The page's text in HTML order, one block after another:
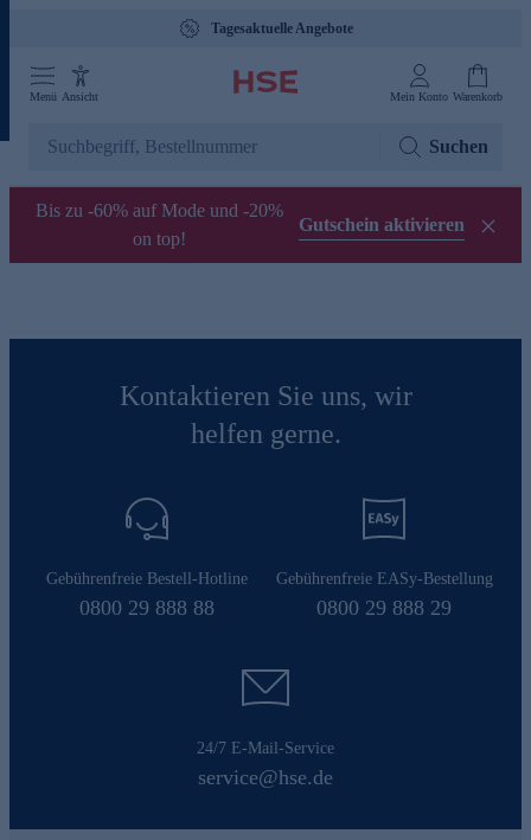
Tagesaktuelle Angebote
Menü Ansicht Mein Konto Warenkorb
Suchen
Bis zu -60% auf Mode und -20%
on top!
Gutschein aktivieren
Kontaktieren Sie uns, wir
helfen gerne.
Gebührenfreie Bestell-Hotline
0800 29 888 88
Gebührenfreie EASy-Bestellung
0800 29 888 29
24/7 E-Mail-Service
service@hse.de